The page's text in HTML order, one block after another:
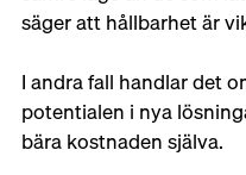
säger att hållbarhet är
I andra fall handlar det
potentialen i nya
bära kostnaden själva.